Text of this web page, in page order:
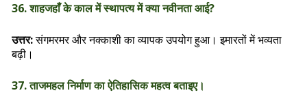
36. शाहजहाँ के काल में स्थापत्य में क्या नवीनता आई?
उत्तर:संगमरमर और नक्काशी का व्यापक उपयोग हुआ। इमारतों में भव्यता
बढ़ी।
37. ताजमहल निर्माण का ऐतिहासिक महत्व बताइए।